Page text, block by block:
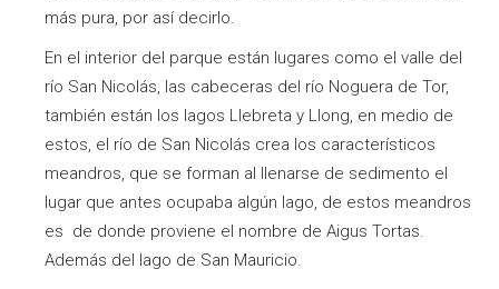
más pura, por así decirlo.
En el interior del parque están lugares como el valle del
río San Nicolás, las cabeceras del río Noguera de Tor,
también están los lagos Llebreta y Llong, en medio de
estos, el río de San Nicolás crea los característicos
meandros, que se forman al llenarse de sedimento el
lugar que antes ocupaba algún lago, de estos meandros
es de donde proviene el nombre de Aigus Tortas.
Además del lago de San Mauricio.